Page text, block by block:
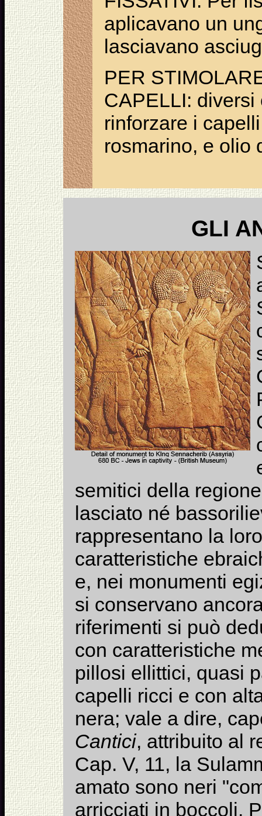
aplicavano un
lasciavano
PER
CAPELLI:
rinforzare i
rosmarino, e olio
GLI
semitici della
lasciato né
rappresentano la
caratteristiche
e, nei monumenti
si conservano
riferimenti si può
con caratteristiche
pillosi ellittici, quasi
capelli ricci e con
nera; vale a dire,
Cantici, attribuito al
Cap. V, 11, la
amato sono neri
arricciati in boccoli.